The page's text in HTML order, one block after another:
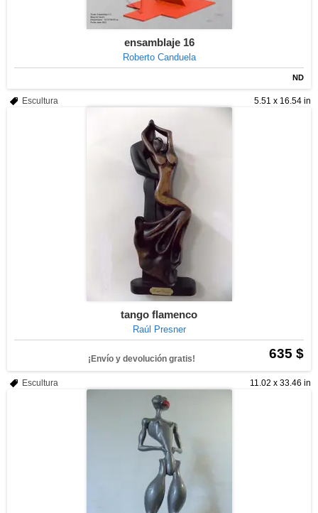
ensamblaje 16
Roberto Canduela
ND
5.51 x 16.54 in
Escultura
tango flamenco
Raúl Presner
635 $
¡Envío y devolución gratis!
11.02 x 33.46 in
Escultura